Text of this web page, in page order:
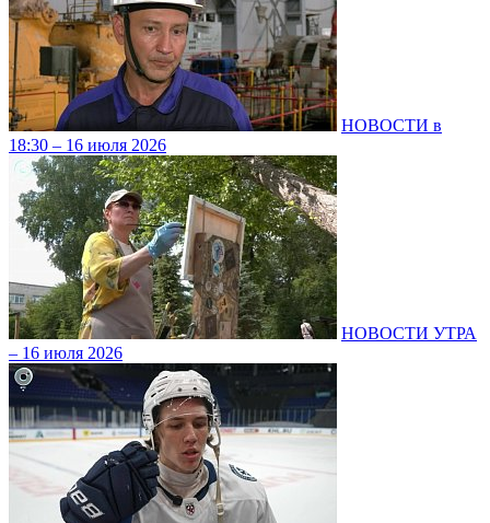
НОВОСТИ в
18:30 – 16 июля 2026
НОВОСТИ УТРА
– 16 июля 2026